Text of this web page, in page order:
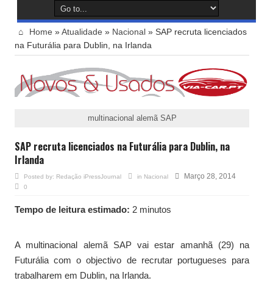
Home »Atualidade » Nacional » SAP recruta licenciados
na Futurália para Dublin, na Irlanda
multinacional alemã SAP
SAP recruta licenciados na Futurália para Dublin, na
Irlanda
Posted by: Redação iPressJournal in Nacional Março 28, 2014
0
Tempo de leitura estimado: 2 minutos
A multinacional alemã SAP vai estar amanhã (29) na
Futurália com o objectivo de recrutar portugueses para
trabalharem em Dublin, na Irlanda.